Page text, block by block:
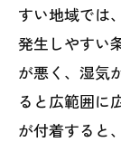
すい地域では
発生しやすい
が悪く、湿気
ると広範囲に
が付着すると